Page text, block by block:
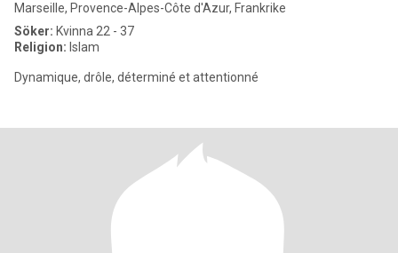
Marseille, Provence-Alpes-Côte d'Azur, Frankrike
Söker: Kvinna 22 - 37
Religion: Islam
Dynamique, drôle, déterminé et attentionné